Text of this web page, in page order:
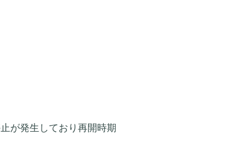
が発生しており再開時期